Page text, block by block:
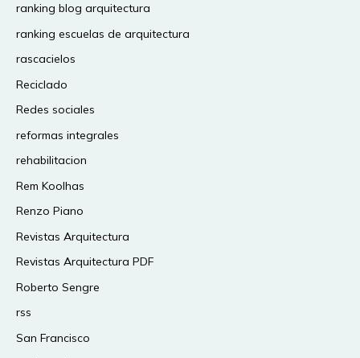
ranking blog arquitectura
ranking escuelas de arquitectura
rascacielos
Reciclado
Redes sociales
reformas integrales
rehabilitacion
Rem Koolhas
Renzo Piano
Revistas Arquitectura
Revistas Arquitectura PDF
Roberto Sengre
rss
San Francisco